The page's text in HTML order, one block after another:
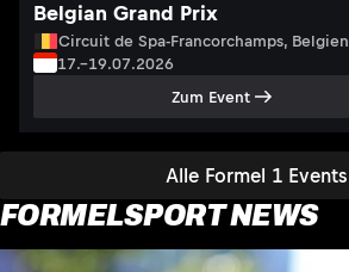
Alle Formel 1 Events
Belgian Grand Prix
Circuit de Spa-Francorchamps, Belgien
17.–19.07.2026
Zum Event
FORMELSPORT NEWS